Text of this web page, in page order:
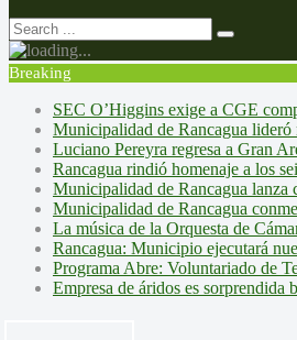
Breaking
SEC O’Higgins exige a CGE
Municipalidad de Rancagua
Luciano Pereyra regresa a Gran
Rancagua rindió homenaje a los
Municipalidad de Rancagua lanza
Municipalidad de Rancagua
La música de la Orquesta de
Rancagua: Municipio ejecutará
Programa Abre: Voluntariado de
Empresa de áridos es sorprendida